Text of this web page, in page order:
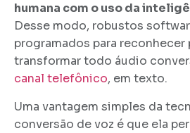
humana com o uso da
Desse modo, robustos
programados para reconhecer
transformar todo áudio
canal telefônico, em texto.
Uma vantagem simples da
conversão de voz é que ela